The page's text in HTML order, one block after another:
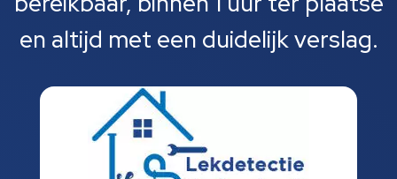
en altijd met een duidelijk verslag.